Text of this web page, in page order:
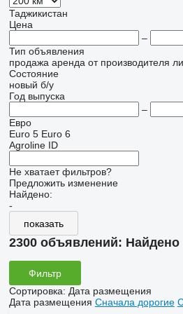
Таджикистан
Цена
–
Тип объявления
продажа аренда от производителя
Состояние
новый б/у
Год выпуска
–
Евро
Euro 5 Euro 6
Agroline ID
Не хватает фильтров?
Предложить изменение
Найдено:
-
показать
2300 объявлений: Найдено
Фильтр
Сортировка: Дата размещения
Дата размещения Сначала дорогие